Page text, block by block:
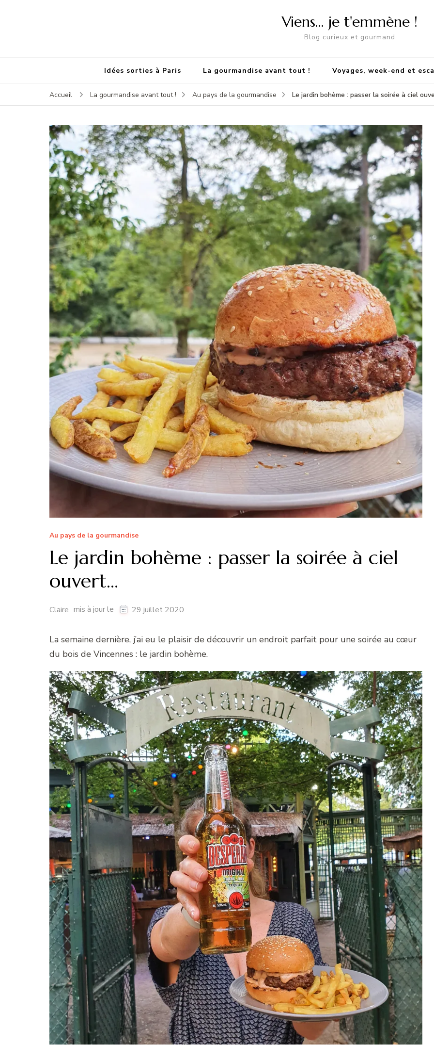
Viens… je t'emmène !
Blog curieux et gourmand
Idées sorties à Paris La gourmandise avant tout ! Voyages, week-end et
Accueil La gourmandise avant tout ! Au pays de la gourmandise Le jardin bohème : passer la soirée à ciel
Au pays de la gourmandise
Le jardin bohème : passer la soirée à ciel
ouvert…
Claire mis à jour le 29 juillet 2020
La semaine dernière, j’ai eu le plaisir de découvrir un endroit parfait pour une soirée au cœur
du bois de Vincennes : le jardin bohème.